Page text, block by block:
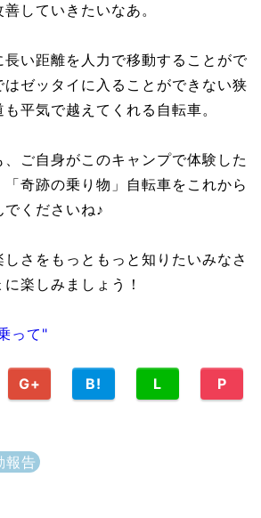
していきたいなあ。
い距離を人力で移動することがで
はゼッタイに入ることができない狭
平気で越えてくれる自転車。
ご自身がこのキャンプで体験した
奇跡の乗り物」自転車をこれから
でくださいね♪
さをもっともっと知りたいみなさ
楽しみましょう！
って"
G+ B! L P
報告